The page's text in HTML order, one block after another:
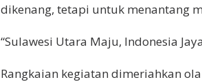
dikenang, tetapi untuk menantang
“Sulawesi Utara Maju, Indonesia
Rangkaian kegiatan dimeriahkan